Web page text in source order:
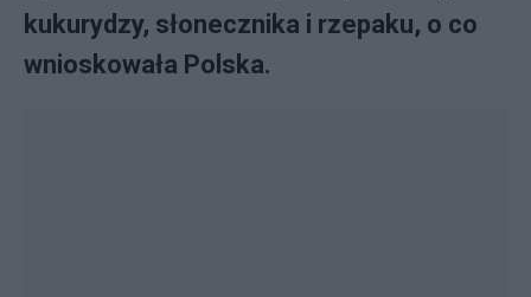
kukurydzy, słonecznika i rzepaku, o co
wnioskowała Polska.